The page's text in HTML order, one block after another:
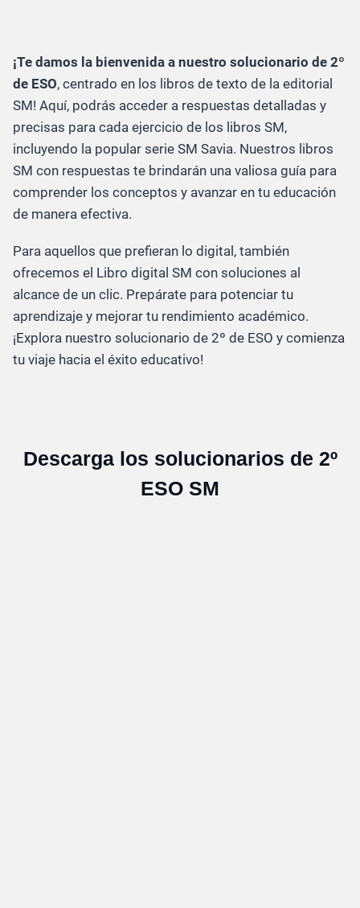
¡Te damos la bienvenida a nuestro solucionario de 2º
de ESO, centrado en los libros de texto de la editorial
SM! Aquí, podrás acceder a respuestas detalladas y
precisas para cada ejercicio de los libros SM,
incluyendo la popular serie SM Savia. Nuestros libros
SM con respuestas te brindarán una valiosa guía para
comprender los conceptos y avanzar en tu educación
de manera efectiva.
Para aquellos que prefieran lo digital, también
ofrecemos el Libro digital SM con soluciones al
alcance de un clic. Prepárate para potenciar tu
aprendizaje y mejorar tu rendimiento académico.
¡Explora nuestro solucionario de 2º de ESO y comienza
tu viaje hacia el éxito educativo!
Descarga los solucionarios de 2º
ESO SM